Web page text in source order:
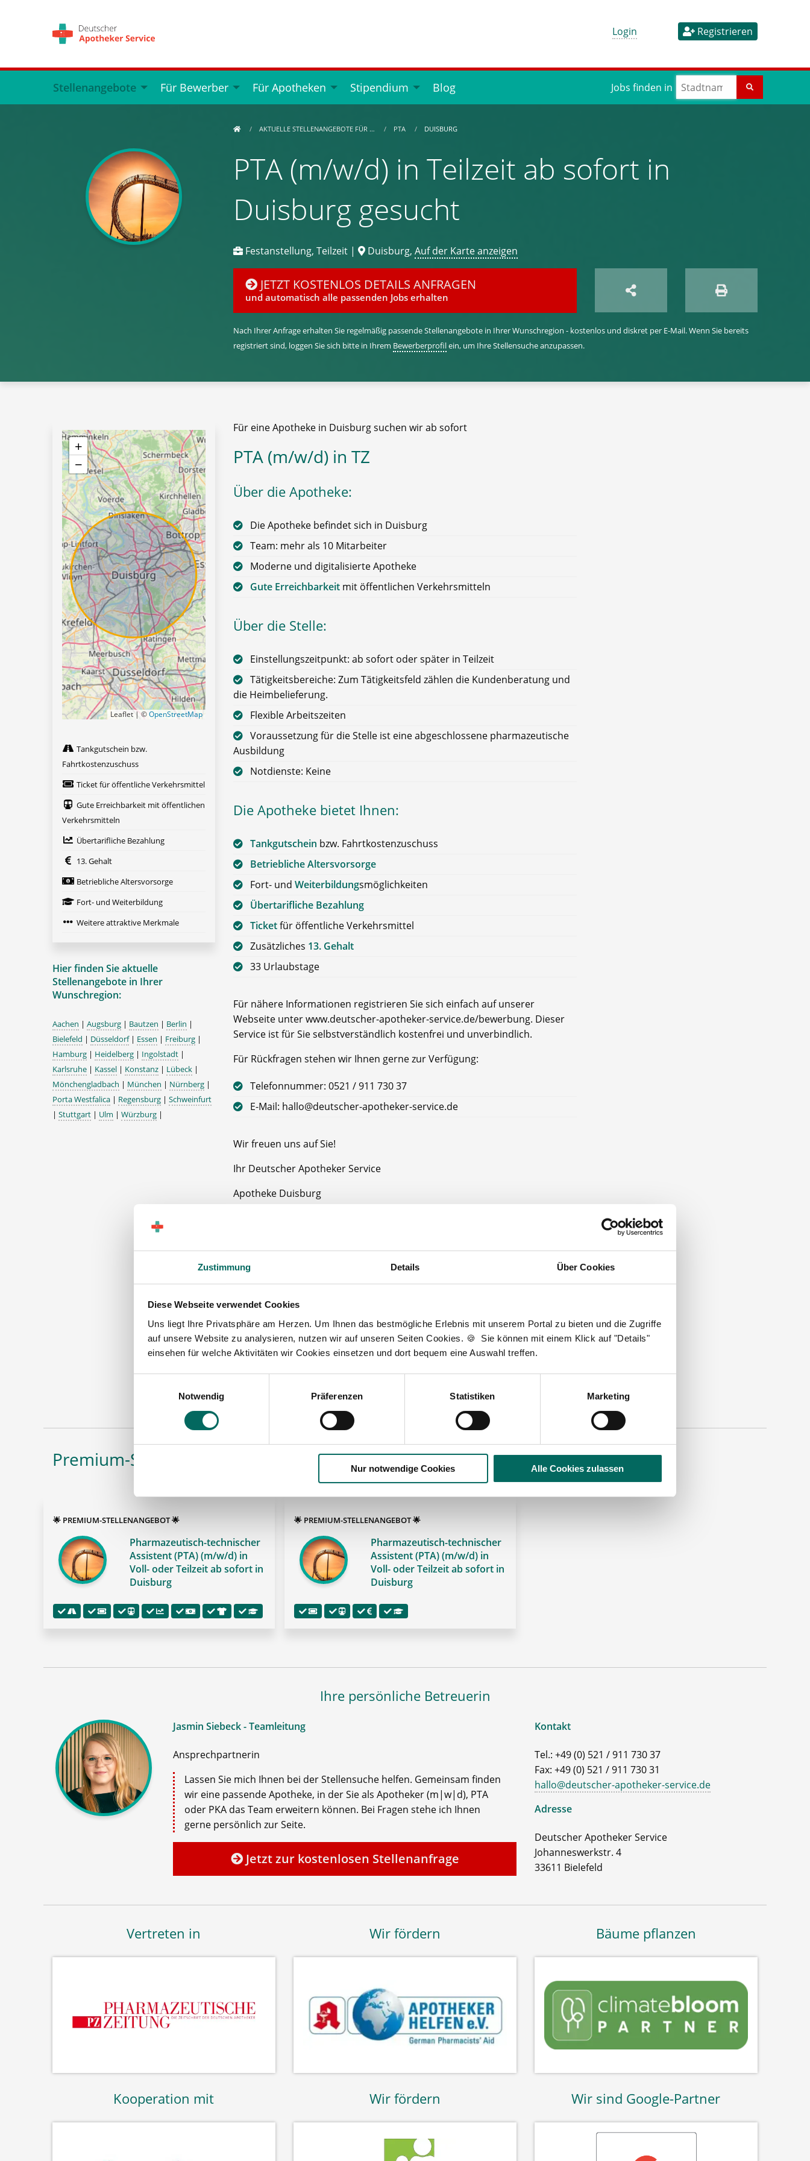
Zustimmung Details Über Cookies
Diese Webseite verwendet Cookies
Uns liegt Ihre Privatsphäre am Herzen. Um Ihnen das bestmögliche Erlebnis mit unserem Portal zu bieten und die Zugriffe
auf unsere Website zu analysieren, nutzen wir auf unseren Seiten Cookies. 🍪 Sie können mit einem Klick auf "Details"
einsehen für welche Aktivitäten wir Cookies einsetzen und dort bequem eine Auswahl treffen.
Notwendig
Präferenzen Statistiken Marketing
Nur notwendige Cookies Alle Cookies zulassen
Login Registrieren
Stellenangebote Für Bewerber Für Apotheken Stipendium Blog Jobs finden in
AKTUELLE STELLENANGEBOTE FÜR … PTA DUISBURG
PTA (m/w/d) in Teilzeit ab sofort in
Duisburg gesucht
Festanstellung, Teilzeit | Duisburg, Auf der Karte anzeigen
JETZT KOSTENLOS DETAILS ANFRAGEN
und automatisch alle passenden Jobs erhalten
Nach Ihrer Anfrage erhalten Sie regelmäßig passende Stellenangebote in Ihrer Wunschregion - kostenlos und diskret per E-Mail. Wenn Sie bereits
registriert sind, loggen Sie sich bitte in Ihrem Bewerberprofilein, um Ihre Stellensuche anzupassen.
Für eine Apotheke in Duisburg suchen wir ab sofort
PTA (m/w/d) in TZ
Über die Apotheke:
Die Apotheke befindet sich in Duisburg
Team: mehr als 10 Mitarbeiter
Moderne und digitalisierte Apotheke
Gute Erreichbarkeit mit öffentlichen Verkehrsmitteln
Über die Stelle:
Einstellungszeitpunkt: ab sofort oder später in Teilzeit
Tätigkeitsbereiche: Zum Tätigkeitsfeld zählen die Kundenberatung und
die Heimbelieferung.
Flexible Arbeitszeiten
Voraussetzung für die Stelle ist eine abgeschlossene pharmazeutische
Ausbildung
Notdienste: Keine
Die Apotheke bietet Ihnen:
Tankgutschein bzw. Fahrtkostenzuschuss
Betriebliche Altersvorsorge
Fort- und Weiterbildungsmöglichkeiten
Übertarifliche Bezahlung
Ticketfür öffentliche Verkehrsmittel
Zusätzliches 13. Gehalt
33 Urlaubstage
Für nähere Informationen registrieren Sie sich einfach auf unserer
Webseite unter www.deutscher-apotheker-service.de/bewerbung. Dieser
Service ist für Sie selbstverständlich kostenfrei und unverbindlich.
Für Rückfragen stehen wir Ihnen gerne zur Verfügung:
Telefonnummer: 0521 / 911 730 37
E-Mail: hallo@deutscher-apotheker-service.de
Wir freuen uns auf Sie!
Ihr Deutscher Apotheker Service
Apotheke Duisburg
Jetzt kostenlos Details anfragen
Momentan interessieren sich
Maschinenlesbare Version: Stellenangebot als Markdown (CC BY 4.0)
+
−
Leaflet | ©OpenStreetMap
Tankgutschein bzw.
Fahrtkostenzuschuss
Ticket für öffentliche Verkehrsmittel
Gute Erreichbarkeit mit öffentlichen
Verkehrsmitteln
Übertarifliche Bezahlung
13. Gehalt
Betriebliche Altersvorsorge
Fort- und Weiterbildung
Weitere attraktive Merkmale
Hier finden Sie aktuelle
Stellenangebote in Ihrer
Wunschregion:
Aachen | Augsburg | Bautzen | Berlin |
Bielefeld | Düsseldorf| Essen | Freiburg |
Hamburg | Heidelberg | Ingolstadt |
Karlsruhe | Kassel | Konstanz | Lübeck |
Mönchengladbach | München | Nürnberg |
Porta Westfalica | Regensburg | Schweinfurt
| Stuttgart | Ulm | Würzburg |
Premium-Stellenangebote in der Region Duisburg:
🌟 PREMIUM-STELLENANGEBOT 🌟
Pharmazeutisch-technischer
Assistent (PTA) (m/w/d) in
Voll- oder Teilzeit ab sofort in
Duisburg
🌟 PREMIUM-STELLENANGEBOT 🌟
Pharmazeutisch-technischer
Assistent (PTA) (m/w/d) in
Voll- oder Teilzeit ab sofort in
Duisburg
Ihre persönliche Betreuerin
Jasmin Siebeck - Teamleitung
Ansprechpartnerin
Lassen Sie mich Ihnen bei der Stellensuche helfen. Gemeinsam finden
wir eine passende Apotheke, in der Sie als Apotheker (m|w|d), PTA
oder PKA das Team erweitern können. Bei Fragen stehe ich Ihnen
gerne persönlich zur Seite.
Jetzt zur kostenlosen Stellenanfrage
Kontakt
Tel.: +49 (0) 521 / 911 730 37
Fax: +49 (0) 521 / 911 730 31
hallo@deutscher-apotheker-service.de
Adresse
Deutscher Apotheker Service
Johanneswerkstr. 4
33611 Bielefeld
Vertreten in Wir fördern Bäume pflanzen
Kooperation mit Wir fördern Wir sind Google-Partner